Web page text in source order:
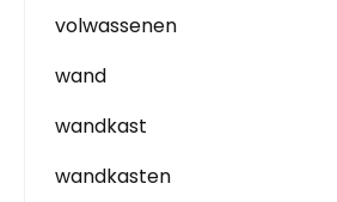
volwassenen
wand
wandkast
wandkasten